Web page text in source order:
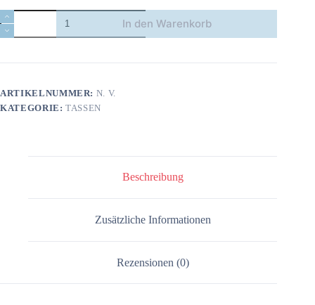
Weiße,
glänzende
Tasse
Colibri
In den Warenkorb
ARTIKELNUMMER: N. V.
KATEGORIE:TASSEN
Beschreibung
Zusätzliche Informationen
Rezensionen (0)